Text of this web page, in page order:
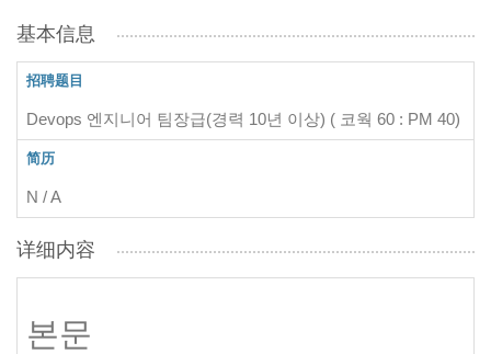
基本信息
招聘题目
Devops 엔지니어 팀장급(경력 10년 이상) ( 코웍 60 : PM 40)
简历
N / A
详细内容
본문